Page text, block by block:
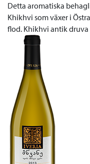
Detta aromatiska
Khikhvi som växer i
flod. Khikhvi antik